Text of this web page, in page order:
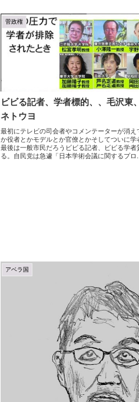
菅政権
ビビる記者、学者標的、、毛沢東
ネトウヨ
最初にテレビの司会者やコメンテーターが消え
か役者とかモデルとか官僚とかそしてついに学
最後は一般市民だろうビビる記者、ビビる学者
る。自民党は急遽「日本学術会議に関するプロ...
アベラ国